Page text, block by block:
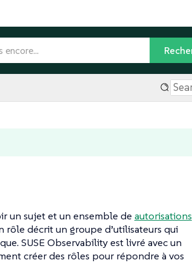
un sujet et un ensemble de autorisations
rôle décrit un groupe d’utilisateurs qui
SUSE Observability est livré avec un
créer des rôles pour répondre à vos